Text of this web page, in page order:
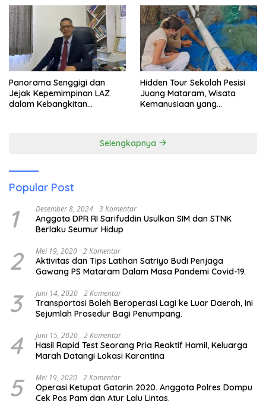
Panorama Senggigi dan
Jejak Kepemimpinan LAZ
dalam Kebangkitan
Hidden Tour Sekolah Pesisi
Juang Mataram, Wisata
Kemanusiaan yang
Selengkapnya
Popular Post
1 Desember 8, 2024 3 Komentar
Anggota DPR RI Sarifuddin Usulkan SIM dan STNK
Berlaku Seumur Hidup
2 Mei 19, 2020 2 Komentar
Aktivitas dan Tips Latihan Satriyo Budi Penjaga
Gawang PS Mataram Dalam Masa Pandemi Covid-19.
3 Juni 14, 2020 2 Komentar
Transportasi Boleh Beroperasi Lagi ke Luar Daerah, Ini
Sejumlah Prosedur Bagi Penumpang.
4 Juni 15, 2020 2 Komentar
Hasil Rapid Test Seorang Pria Reaktif Hamil, Keluarga
Marah Datangi Lokasi Karantina
5 Mei 19, 2020 2 Komentar
Operasi Ketupat Gatarin 2020. Anggota Polres Dompu
Cek Pos Pam dan Atur Lalu Lintas.